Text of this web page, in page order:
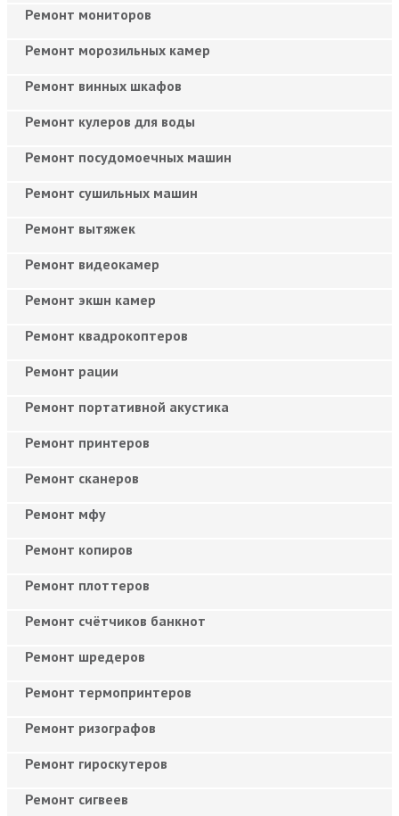
Ремонт мониторов
Ремонт морозильных камер
Ремонт винных шкафов
Ремонт кулеров для воды
Ремонт посудомоечных машин
Ремонт сушильных машин
Ремонт вытяжек
Ремонт видеокамер
Ремонт экшн камер
Ремонт квадрокоптеров
Ремонт рации
Ремонт портативной акустика
Ремонт принтеров
Ремонт сканеров
Ремонт мфу
Ремонт копиров
Ремонт плоттеров
Ремонт счётчиков банкнот
Ремонт шредеров
Ремонт термопринтеров
Ремонт ризографов
Ремонт гироскутеров
Ремонт сигвеев